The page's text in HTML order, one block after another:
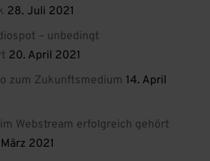
28. Juli 2021
– unbedingt
20. April 2021
zum Zukunftsmedium 14. April
Webstream erfolgreich gehört
2021